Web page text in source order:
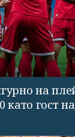
на
като гост